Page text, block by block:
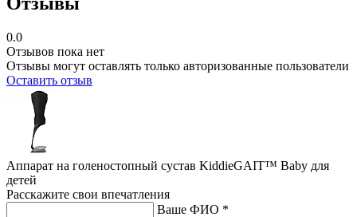
0.0
Отзывов пока нет
Отзывы могут оставлять только авторизованные пользователи
Оставить отзыв
Аппарат на голеностопный сустав KiddieGAIT™ Baby для
детей
Расскажите свои впечатления
Ваше ФИО *